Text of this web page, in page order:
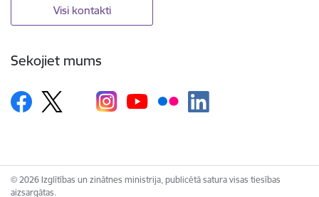
Visi kontakti
Sekojiet mums
© 2026 Izglītības un zinātnes ministrija, publicētā satura visas tiesības
aizsargātas.